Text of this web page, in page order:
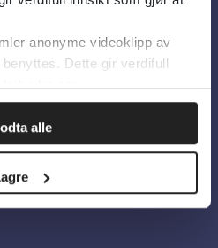
anonyme videoklipp av
Dette gir verdifull
oss.
alle